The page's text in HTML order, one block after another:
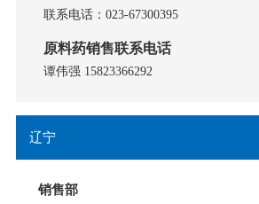
联系电话：023-67300395
原料药销售联系电话
谭伟强 15823366292
辽宁
销售部